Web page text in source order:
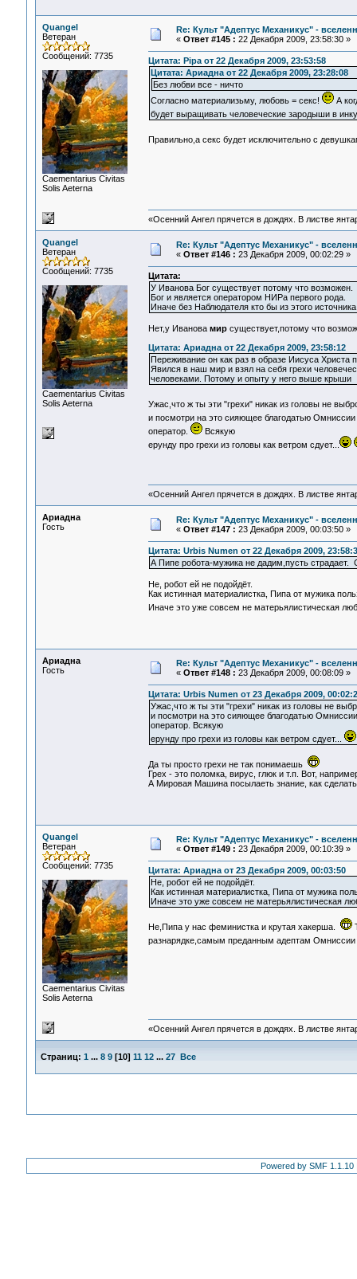
Quangel
Ветеран
Сообщений: 7735
Сaementarius Civitas
Solis Aeterna
Re: Культ "Адептус Механикус" -
« Ответ #145 : 22 Декабря 2009, 23:58:30 »
Цитата: Pipa от 22 Декабря 2009, 23:53:58
Цитата: Ариадна от 22 Декабря 2009, 23:28:08
Без любви все - ничто
Согласно материализьму, любовь = секс!
А
будет выращивать человеческие зародыши в
Правильно,а секс будет исключительно с
«Осенний Ангел прячется в дождях. В листве
Quangel
Ветеран
Сообщений: 7735
Сaementarius Civitas
Solis Aeterna
Re: Культ "Адептус Механикус" -
« Ответ #146 : 23 Декабря 2009, 00:02:29 »
Цитата:
У Иванова Бог существует потому что возможен.
Бог и является оператором НИРа первого рода.
Иначе без Наблюдателя кто бы из этого
Нет,у Иванова мирсуществует,потому что
Цитата: Ариадна от 22 Декабря 2009, 23:58:12
Переживание он как раз в образе Иисуса Христа
Явился в наш мир и взял на себя грехи
человеками. Потому и опыту у него выше крыши
Ужас,что ж ты эти "грехи" никак из головы не
и посмотри на это сияющее благодатью
оператор.
Всякую
ерунду про грехи из головы как ветром сдует...
«Осенний Ангел прячется в дождях. В листве
Ариадна
Гость
Re: Культ "Адептус Механикус" -
« Ответ #147 : 23 Декабря 2009, 00:03:50 »
Цитата: Urbis Numen от 22 Декабря 2009,
А Пипе робота-мужика не дадим,пусть
Не, робот ей не подойдёт.
Как истинная материалистка, Пипа от мужика
Иначе это уже совсем не матерьялистическая
Ариадна
Гость
Re: Культ "Адептус Механикус" -
« Ответ #148 : 23 Декабря 2009, 00:08:09 »
Цитата: Urbis Numen от 23 Декабря 2009,
Ужас,что ж ты эти "грехи" никак из головы не
и посмотри на это сияющее благодатью
оператор. Всякую
ерунду про грехи из головы как ветром сдует...
Да ты просто грехи не так понимаешь
Грех - это поломка, вирус, глюк и т.п. Вот,
А Мировая Машина посылаеть знание, как
Quangel
Ветеран
Сообщений: 7735
Сaementarius Civitas
Solis Aeterna
Re: Культ "Адептус Механикус" -
« Ответ #149 : 23 Декабря 2009, 00:10:39 »
Цитата: Ариадна от 23 Декабря 2009, 00:03:50
Не, робот ей не подойдёт.
Как истинная материалистка, Пипа от мужика
Иначе это уже совсем не матерьялистическая
Не,Пипа у нас феминистка и крутая хакерша.
разнарядке,самым преданным адептам
«Осенний Ангел прячется в дождях. В листве
Страниц: 1 ... 8 9[10] 11 12 ... 27 Все
Powered by SMF 1.1.10